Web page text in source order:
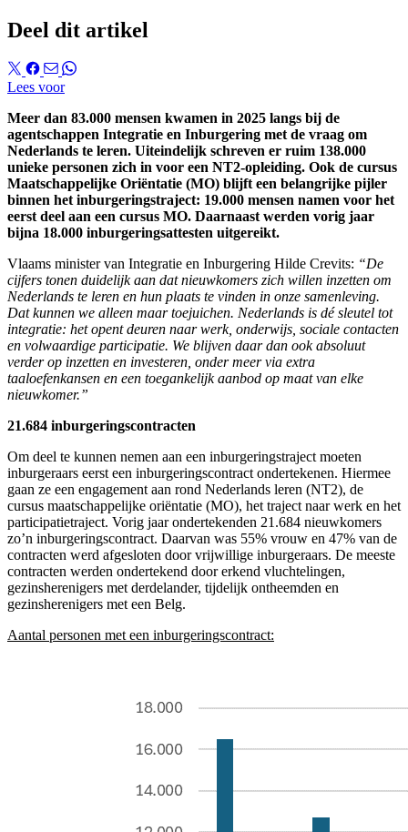
Deel dit artikel
Lees voor
Meer dan 83.000 mensen kwamen in 2025 langs bij de
agentschappen Integratie en Inburgering met de vraag om
Nederlands te leren. Uiteindelijk schreven er ruim 138.000
unieke personen zich in voor een NT2-opleiding. Ook de cursus
Maatschappelijke Oriëntatie (MO) blijft een belangrijke pijler
binnen het inburgeringstraject: 19.000 mensen namen voor het
eerst deel aan een cursus MO. Daarnaast werden vorig jaar
bijna 18.000 inburgeringsattesten uitgereikt.
Vlaams minister van Integratie en Inburgering Hilde Crevits: “De
cijfers tonen duidelijk aan dat nieuwkomers zich willen inzetten om
Nederlands te leren en hun plaats te vinden in onze samenleving.
Dat kunnen we alleen maar toejuichen. Nederlands is dé sleutel tot
integratie: het opent deuren naar werk, onderwijs, sociale contacten
en volwaardige participatie. We blijven daar dan ook absoluut
verder op inzetten en investeren, onder meer via extra
taaloefenkansen en een toegankelijk aanbod op maat van elke
nieuwkomer.”
21.684 inburgeringscontracten
Om deel te kunnen nemen aan een inburgeringstraject moeten
inburgeraars eerst een inburgeringscontract ondertekenen. Hiermee
gaan ze een engagement aan rond Nederlands leren (NT2), de
cursus maatschappelijke oriëntatie (MO), het traject naar werk en het
participatietraject. Vorig jaar ondertekenden 21.684 nieuwkomers
zo’n inburgeringscontract. Daarvan was 55% vrouw en 47% van de
contracten werd afgesloten door vrijwillige inburgeraars. De meeste
contracten werden ondertekend door erkend vluchtelingen,
gezinsherenigers met derdelander, tijdelijk ontheemden en
gezinsherenigers met een Belg.
Aantal personen met een inburgeringscontract: